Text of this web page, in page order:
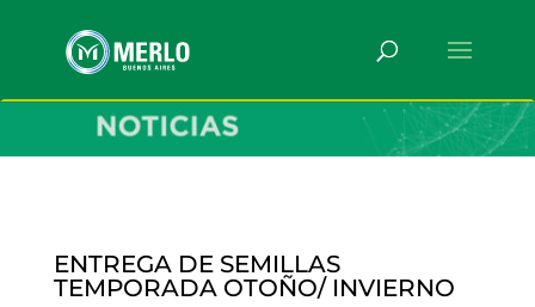
ENTREGA DE SEMILLAS
TEMPORADA OTOÑO/ INVIERNO